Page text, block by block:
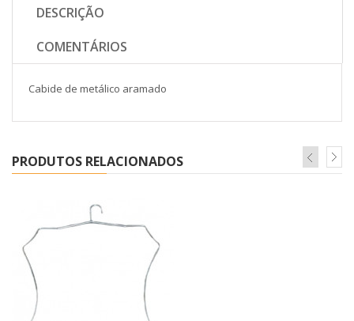
DESCRIÇÃO
COMENTÁRIOS
Cabide de metálico aramado
PRODUTOS RELACIONADOS